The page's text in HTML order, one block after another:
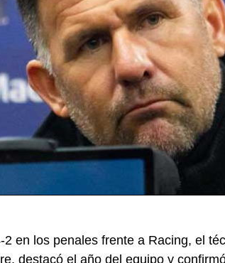
en los penales frente a Racing, el
destacó el año del equipo y